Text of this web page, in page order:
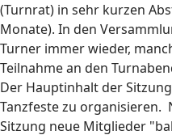
(Turnrat) in sehr kurzen
Monate). In den
Turner immer wieder,
Teilnahme an den
Der Hauptinhalt der
Tanzfeste zu organisieren.
Sitzung neue Mitglieder